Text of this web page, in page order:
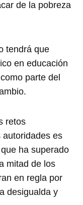
de la pobreza
tendrá que
en educación
parte del
retos
autoridades es
ha superado
mitad de los
en regla por
desigualda y